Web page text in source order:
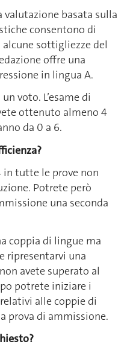
valutazione basata sulla
consentono di
sottigliezze del
offre una
in lingua A.
voto. L’esame di
ottenuto almeno 4
da 0 a 6.
in tutte le prove non
Potrete però
una seconda
coppia di lingue ma
ripresentarvi una
avete superato al
potrete iniziare i
alle coppie di
prova di ammissione.